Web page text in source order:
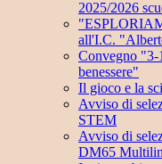
2025/2026
all'I.C.
Convegno "3-
benessere"
Il gioco e la
Avviso di
STEM
Avviso di
DM65